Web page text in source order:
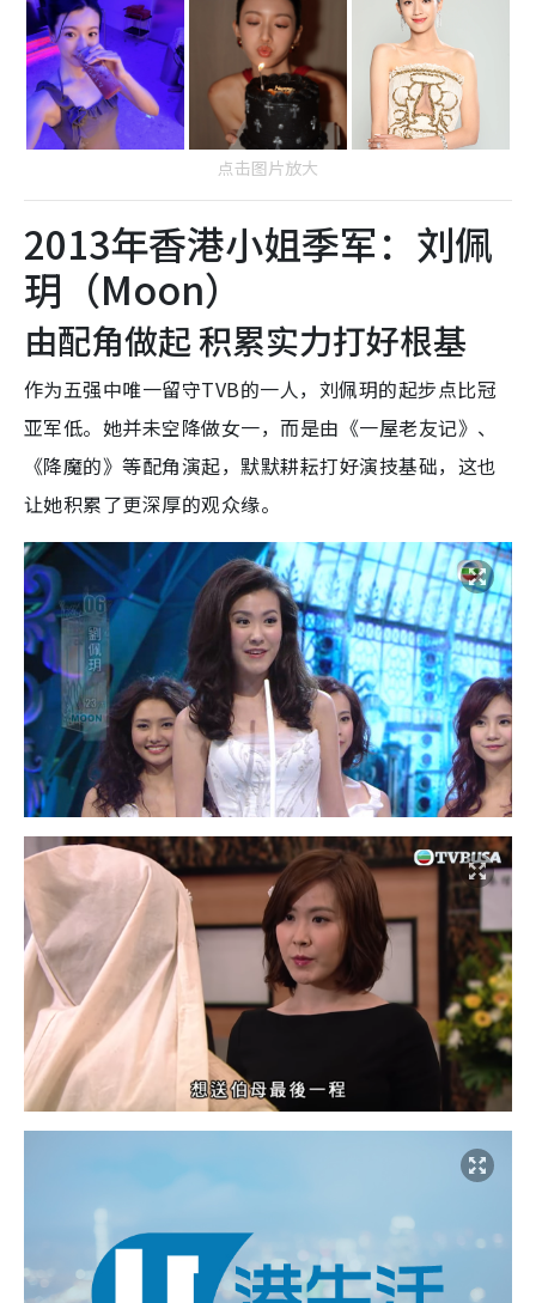
点击图片放大
2013年香港小姐季军：刘佩
玥（Moon）
由配角做起 积累实力打好根基
作为五强中唯一留守TVB的一人，刘佩玥的起步点比冠
亚军低。她并未空降做女一，而是由《一屋老友记》、
《降魔的》等配角演起，默默耕耘打好演技基础，这也
让她积累了更深厚的观众缘。